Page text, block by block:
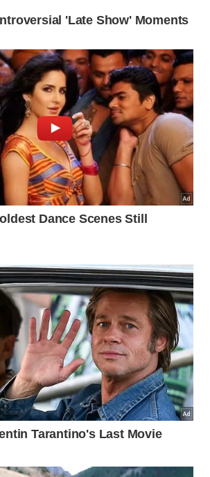
diálogo é remover a
no seu sentimento e na sua
desarmando a atitude
Uma abordagem calma,
em um momento neutro
da fofoca, demonstra
um padrão de respeito que